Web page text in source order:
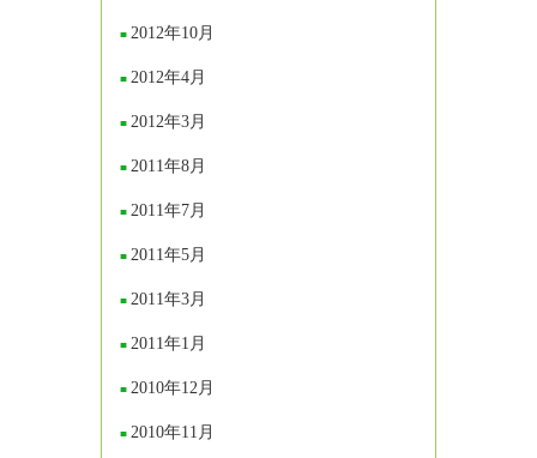
2012年10月
2012年4月
2012年3月
2011年8月
2011年7月
2011年5月
2011年3月
2011年1月
2010年12月
2010年11月